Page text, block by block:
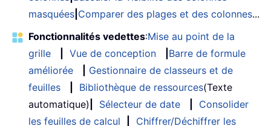
masquées Comparer des plages et des colonnes...
Fonctionnalités vedettes:Mise au point de la
grille
Vue de conception
Barre de formule
améliorée
Gestionnaire de classeurs et de
feuilles
Bibliothèque de ressources(Texte
automatique)
Sélecteur de date
Consolider
les feuilles de calcul
Chiffrer/Déchiffrer les